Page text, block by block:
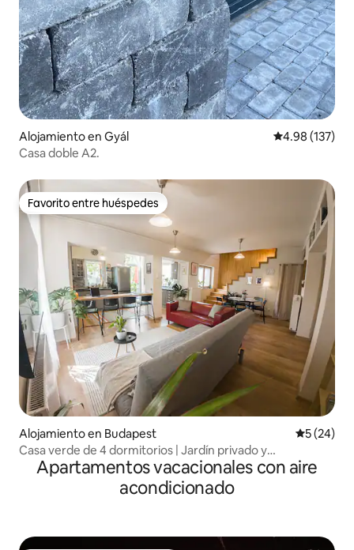
Alojamiento en Gyál Calificación
4.98 (137)
Casa doble A2.
Favorito entre huéspedes
Favorito entre huéspedes
Alojamiento en Budapest
5 (24)
Casa verde de 4 dormitorios | Jardín privado y
estacionamiento gratuito
Apartamentos vacacionales con aire
acondicionado